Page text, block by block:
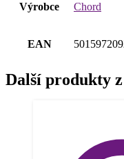
Výrobce Chord
EAN
Další produkty